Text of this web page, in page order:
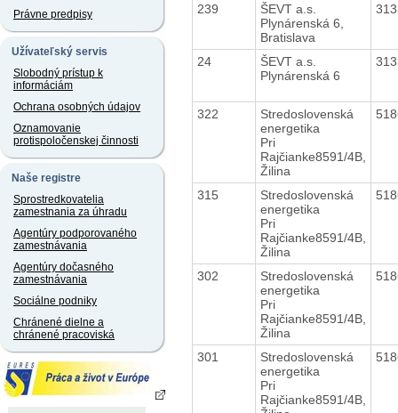
Právne predpisy
Užívateľský servis
Slobodný prístup k
informáciám
Ochrana osobných údajov
Oznamovanie
protispoločenskej činnosti
Naše registre
Sprostredkovatelia
zamestnania za úhradu
Agentúry podporovaného
zamestnávania
Agentúry dočasného
zamestnávania
Sociálne podniky
Chránené dielne a
chránené pracoviská
239
ŠEVT a.s.
Plynárenská 6,
Bratislava
24
ŠEVT a.s.
Plynárenská 6
322
Stredoslovenská
energetika
Pri
Rajčianke8591/4B,
Žilina
315
Stredoslovenská
energetika
Pri
Rajčianke8591/4B,
Žilina
302
Stredoslovenská
energetika
Pri
Rajčianke8591/4B,
Žilina
301
Stredoslovenská
energetika
Pri
Rajčianke8591/4B,